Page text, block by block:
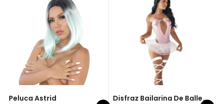
Peluca Astrid Disfraz Bailarina De Ballet